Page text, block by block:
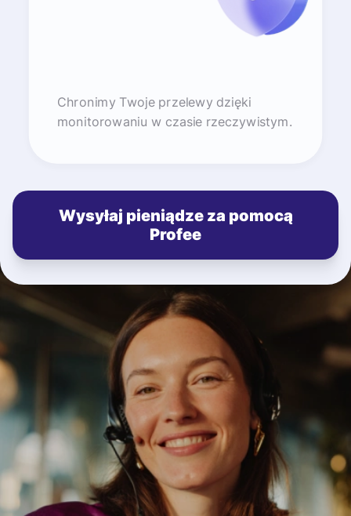
Chronimy Twoje przelewy dzięki
monitorowaniu w czasie rzeczywistym.
Wysyłaj pieniądze za pomocą
Profee